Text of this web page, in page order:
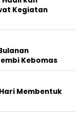
Kegiatan
Kebomas
Membentuk